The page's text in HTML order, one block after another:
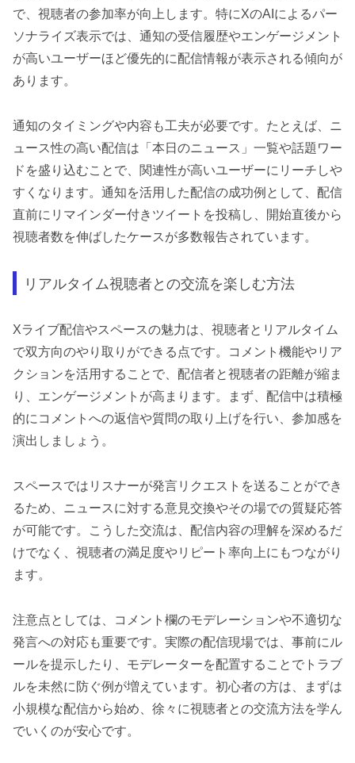
で、視聴者の参加率が向上します。特にXのAIによるパー
ソナライズ表示では、通知の受信履歴やエンゲージメント
が高いユーザーほど優先的に配信情報が表示される傾向が
あります。
通知のタイミングや内容も工夫が必要です。たとえば、ニ
ュース性の高い配信は「本日のニュース」一覧や話題ワー
ドを盛り込むことで、関連性が高いユーザーにリーチしや
すくなります。通知を活用した配信の成功例として、配信
直前にリマインダー付きツイートを投稿し、開始直後から
視聴者数を伸ばしたケースが多数報告されています。
リアルタイム視聴者との交流を楽しむ方法
Xライブ配信やスペースの魅力は、視聴者とリアルタイム
で双方向のやり取りができる点です。コメント機能やリア
クションを活用することで、配信者と視聴者の距離が縮ま
り、エンゲージメントが高まります。まず、配信中は積極
的にコメントへの返信や質問の取り上げを行い、参加感を
演出しましょう。
スペースではリスナーが発言リクエストを送ることができ
るため、ニュースに対する意見交換やその場での質疑応答
が可能です。こうした交流は、配信内容の理解を深めるだ
けでなく、視聴者の満足度やリピート率向上にもつながり
ます。
注意点としては、コメント欄のモデレーションや不適切な
発言への対応も重要です。実際の配信現場では、事前にル
ールを提示したり、モデレーターを配置することでトラブ
ルを未然に防ぐ例が増えています。初心者の方は、まずは
小規模な配信から始め、徐々に視聴者との交流方法を学ん
でいくのが安心です。